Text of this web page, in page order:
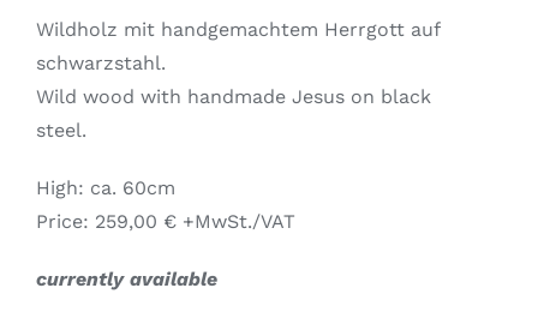
Wildholz mit handgemachtem Herrgott auf
schwarzstahl.
Wild wood with handmade Jesus on black
steel.
High: ca. 60cm
Price: 259,00 € +MwSt./VAT
currently available